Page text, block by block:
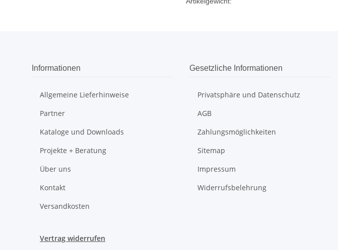
Informationen
Allgemeine Lieferhinweise
Partner
Kataloge und Downloads
Projekte + Beratung
Über uns
Kontakt
Versandkosten
Gesetzliche Informationen
Privatsphäre und Datenschutz
AGB
Zahlungsmöglichkeiten
Sitemap
Impressum
Widerrufsbelehrung
Vertrag widerrufen